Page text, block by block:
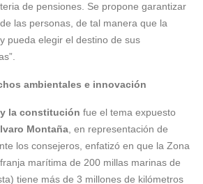
de pensiones. Se propone garantizar
las personas, de tal manera que la
pueda elegir el destino de sus
ambientales e innovación
la constitución fue el tema expuesto
Montaña, en representación de
los consejeros, enfatizó en que la Zona
marítima de 200 millas marinas de
tiene más de 3 millones de kilómetros